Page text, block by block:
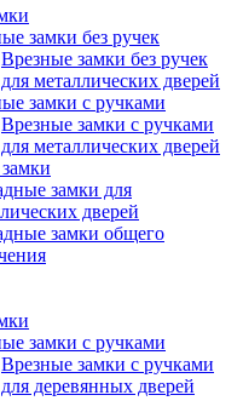
замки без ручек
Врезные замки без ручек
для металлических дверей
замки с ручками
Врезные замки с ручками
для металлических дверей
замки для
дверей
замки общего
замки с ручками
Врезные замки с ручками
для деревянных дверей